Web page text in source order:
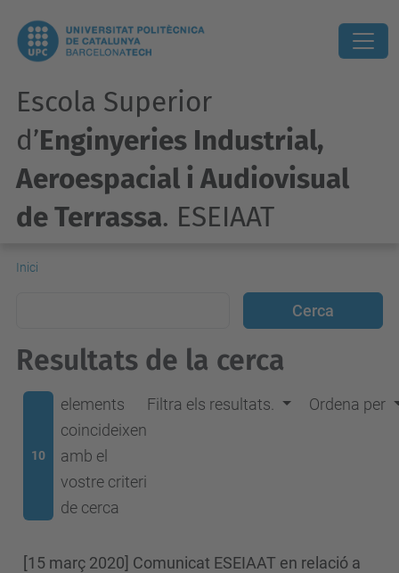
Escola Superior
d’Enginyeries Industrial,
Aeroespacial i Audiovisual
de Terrassa. ESEIAAT
Inici
Resultats de la cerca
10
elements
coincideixen
amb el
vostre criteri
de cerca
Filtra els resultats. Ordena per
[15 març 2020] Comunicat ESEIAAT en relació a